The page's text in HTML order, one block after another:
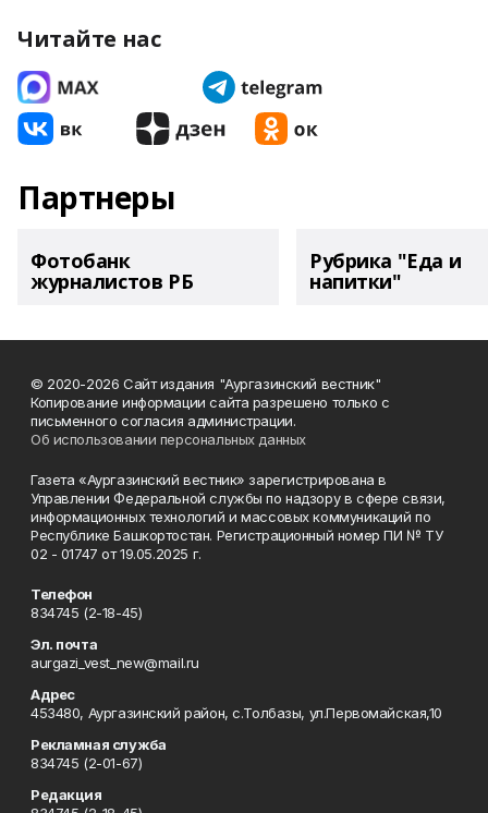
Читайте нас
Партнеры
Фотобанк
журналистов РБ
Рубрика "Еда и
напитки"
© 2020-2026 Сайт издания "Аургазинский вестник"
Копирование информации сайта разрешено только с
письменного согласия администрации.
Об использовании персональных данных
Газета «Аургазинский вестник» зарегистрирована в
Управлении Федеральной службы по надзору в сфере связи,
информационных технологий и массовых коммуникаций по
Республике Башкортостан. Регистрационный номер ПИ № ТУ
02 - 01747 от 19.05.2025 г.
Телефон
834745 (2-18-45)
Эл. почта
aurgazi_vest_new@mail.ru
Адрес
453480, Аургазинский район, с.Толбазы, ул.Первомайская,10
Рекламная служба
834745 (2-01-67)
Редакция